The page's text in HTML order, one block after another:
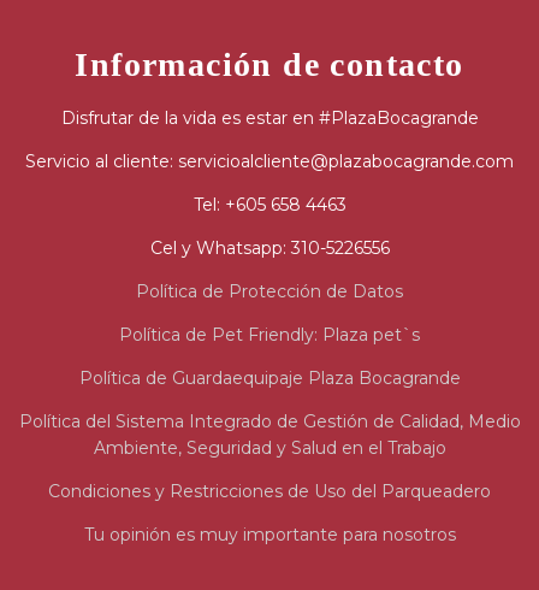
Información de contacto
Disfrutar de la vida es estar en #PlazaBocagrande
Servicio al cliente: servicioalcliente@plazabocagrande.com
Tel: +605 658 4463
Cel y Whatsapp: 310-5226556
Política de Protección de Datos
Política de Pet Friendly: Plaza pet`s
Política de Guardaequipaje Plaza Bocagrande
Política del Sistema Integrado de Gestión de Calidad, Medio
Ambiente, Seguridad y Salud en el Trabajo
Condiciones y Restricciones de Uso del Parqueadero
Tu opinión es muy importante para nosotros